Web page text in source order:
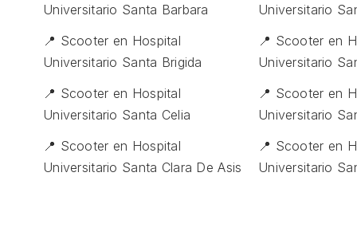
Universitario Santa Barbara
Universitario
📍 Scooter en Hospital
Universitario Santa Brigida
📍 Scooter en
Universitario
📍 Scooter en Hospital
Universitario Santa Celia
📍 Scooter en
Universitario
📍 Scooter en Hospital
Universitario Santa Clara De Asis
📍 Scooter en
Universitario